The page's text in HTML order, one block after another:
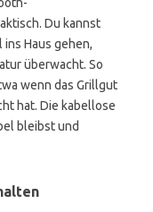
Du kannst
Haus gehen,
überwacht. So
wenn das Grillgut
hat. Die kabellose
bleibst und